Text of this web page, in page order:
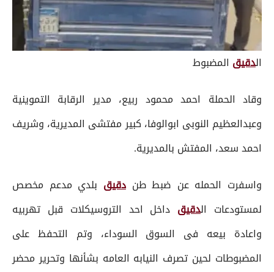
الدقيق المضبوط
وقاد الحملة احمد محمود ربيع، مدير الرقابة التموينية
وعبدالعظيم النوبى ابوالوفا، كبير مفتشى المديرية، وشريف
احمد سعد، المفتش بالمديرية.
واسفرت الحمله عن ضبط طندقيق بلدي مدعم مخصص
لمستودعات الدقيق داخل احد التروسيكلات قبل تهربيه
واعادة بيعه فى السوق السوداء، وتم التحفظ على
المضبوطات لحين تصرف النيابه العامه بشأنها وتحرير محضر